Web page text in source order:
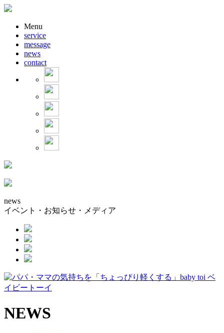
Menu
service
message
news
contact
news
イベント・お知らせ・メディア
NEWS